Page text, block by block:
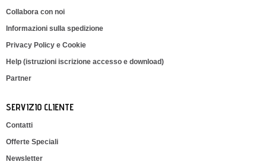
Collabora con noi
Informazioni sulla spedizione
Privacy Policy e Cookie
Help (istruzioni iscrizione accesso e download)
Partner
SERVIZIO CLIENTE
Contatti
Offerte Speciali
Newsletter